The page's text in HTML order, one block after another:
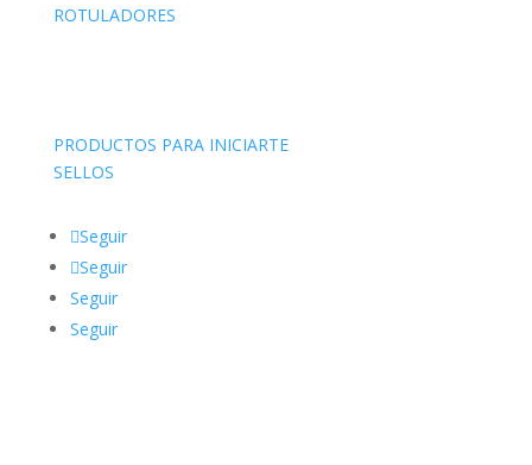
ROTULADORES
PRODUCTOS PARA INICIARTE
SELLOS
Seguir
Seguir
Seguir
Seguir